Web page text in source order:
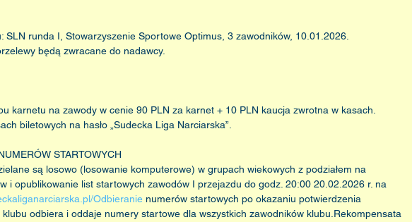
SLN runda I, Stowarzyszenie Sportowe Optimus, 3 zawodników, 10.01.2026.
będą zwracane do nadawcy.
karnetu na zawody w cenie 90 PLN za karnet + 10 PLN kaucja zwrotna w kasach.
biletowych na hasło „Sudecka Liga Narciarska”.
STARTOWYCH
są losowo (losowanie komputerowe) w grupach wiekowych z podziałem na
i opublikowanie list startowych zawodów I przejazdu do godz. 20:00 20.02.2026 r. na
Odbieranie numerów startowych po okazaniu potwierdzenia
odbiera i oddaje numery startowe dla wszystkich zawodników klubu.Rekompensata